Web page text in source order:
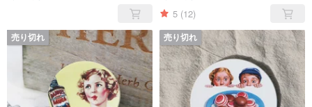
5 (12)
売り切れ 売り切れ